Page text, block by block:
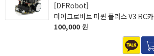
[DFRobot]
마이크로비트 마퀸 플러스 V3 RC카
100,000 원